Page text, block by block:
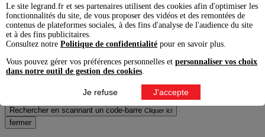
Voir tous les résultats produits pro
Produits grand public
Voir tous les résultats produits grand public
Questions fréquentes
Voir tous
Documents & articles
Rechercher en scannant un code-barre Cliquer ici
fermer
Le site legrand.fr et ses partenaires utilisent des cookies afin d'optimiser les
fonctionnalités du site, de vous proposer des vidéos et des remontées de
contenus de plateformes sociales, à des fins d'analyse de l'audience du site
et à des fins publicitaires.
Consultez notre Politique de confidentialité pour en savoir plus.
Vous pouvez gérer vos préférences personnelles et personnaliser vos choix
dans notre outil de gestion des cookies
Je refuse J'accepte